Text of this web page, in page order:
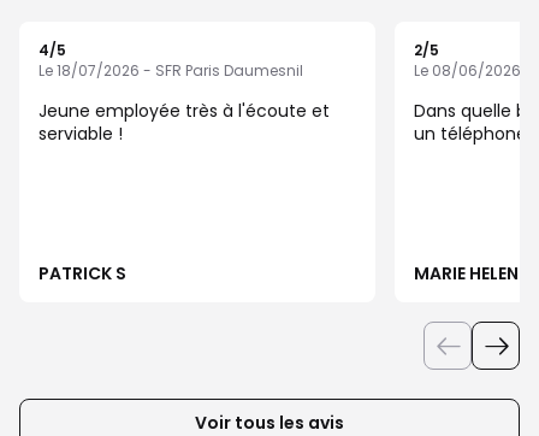
4/5
Le 18/07/2026 - SFR Paris Daumesnil
Jeune employée très à l'écoute et
serviable !
PATRICK S
2/5
Le 08/06/2026 -
Dans quelle
un téléphone
MARIE HELENE
Voir tous les avis